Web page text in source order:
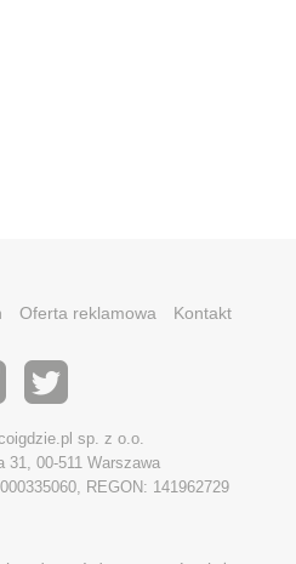
Oferta reklamowa Kontakt
sp. z o.o.
31, 00-511 Warszawa
REGON: 141962729